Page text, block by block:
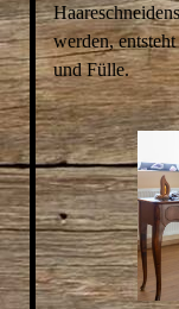
werden,
und Fülle.